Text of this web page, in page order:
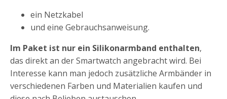
ein Netzkabel
und eine Gebrauchsanweisung.
Im Paket ist nur ein Silikonarmband enthalten,
das direkt an der Smartwatch angebracht wird. Bei
Interesse kann man jedoch zusätzliche Armbänder in
verschiedenen Farben und Materialien kaufen und